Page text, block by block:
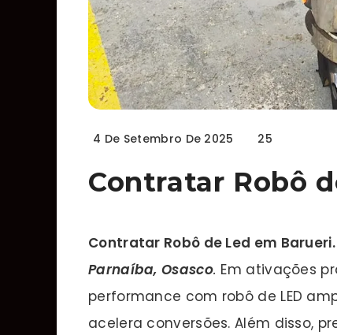
4 De Setembro De 2025 25
Contratar Robô
Contratar Robô de Led em Barueri.
Parnaíba, Osasco. Em ativações
performance com robô de LED
acelera conversões. Além disso,